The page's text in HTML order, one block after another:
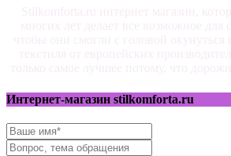
Интернет-магазин stilkomforta.ru